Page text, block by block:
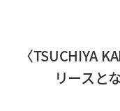
〈TSUCHIYA
リースと